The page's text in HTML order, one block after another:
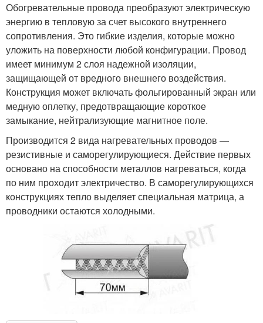
Обогревательные провода преобразуют электрическую
энергию в тепловую за счет высокого внутреннего
сопротивления. Это гибкие изделия, которые можно
уложить на поверхности любой конфигурации. Провод
имеет минимум 2 слоя надежной изоляции,
защищающей от вредного внешнего воздействия.
Конструкция может включать фольгированный экран или
медную оплетку, предотвращающие короткое
замыкание, нейтрализующие магнитное поле.
Производится 2 вида нагревательных проводов —
резистивные и саморегулирующиеся. Действие первых
основано на способности металлов нагреваться, когда
по ним проходит электричество. В саморегулирующихся
конструкциях тепло выделяет специальная матрица, а
проводники остаются холодными.